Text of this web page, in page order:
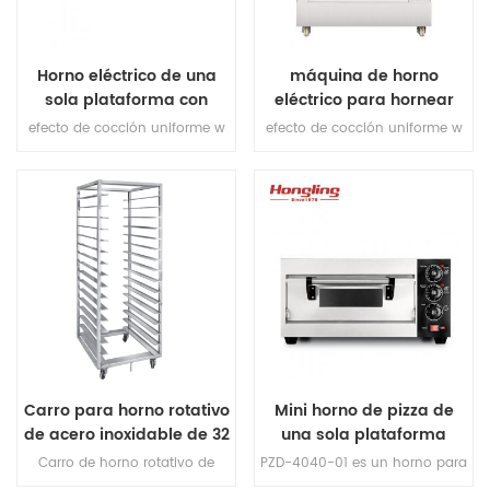
Horno eléctrico de una
sola plataforma con
certificación CE
efecto de cocción uniforme w
sobrecarga horno eléctrico de
una sola plataforma
máquina de horno
eléctrico para hornear
pan de pizza de cubierta
efecto de cocción uniforme w
sobrecarga y protección
comercial
Carro para horno rotativo
de acero inoxidable de 32
bandejas
Carro de horno rotativo de
Mini horno de pizza de
una sola plataforma
PZD-4040-01 es un horno para